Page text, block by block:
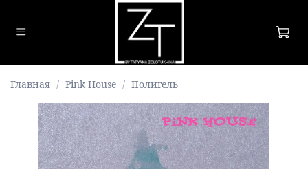
Главная Pink House Полигель